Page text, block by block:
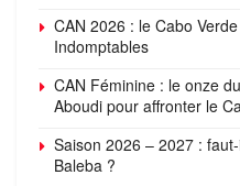
CAN 2026 : le Cabo
Indomptables
CAN Féminine : le onze
Aboudi pour affronter le
Saison 2026 – 2027 :
Baleba ?